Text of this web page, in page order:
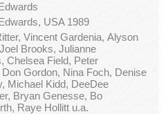
USA 1989
Vincent Gardenia, Alyson
Brooks, Julianne
Chelsea Field, Peter
Don Gordon, Nina Foch, Denise
Michael Kidd, DeeDee
Bryan Genesse, Bo
Raye Hollitt u.a.